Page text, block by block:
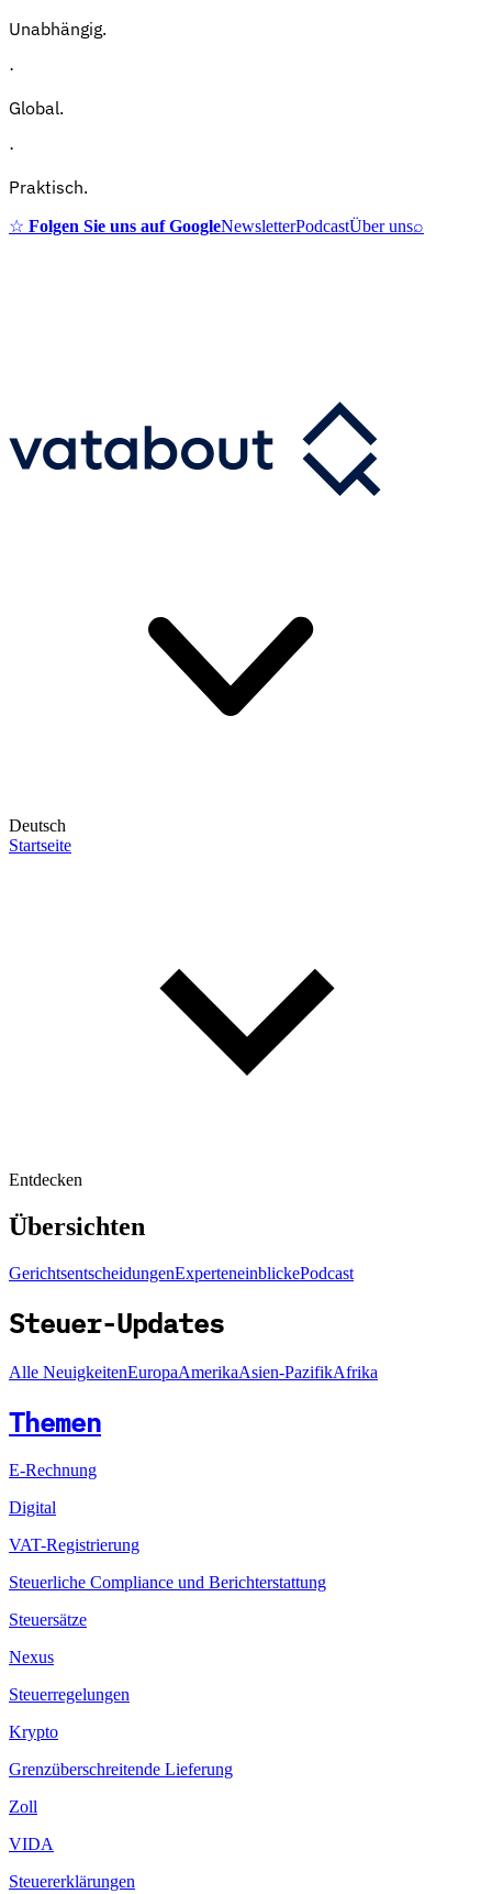
Unabhängig.
·
Global.
·
Praktisch.
☆ Folgen Sie uns auf GoogleNewsletterPodcastÜber uns⌕
Deutsch
Startseite
Entdecken
Übersichten
GerichtsentscheidungenExperteneinblickePodcast
Steuer-Updates
Alle NeuigkeitenEuropaAmerikaAsien-PazifikAfrika
Themen
E-Rechnung
Digital
VAT-Registrierung
Steuerliche Compliance und Berichterstattung
Steuersätze
Nexus
Steuerregelungen
Krypto
Grenzüberschreitende Lieferung
Zoll
VIDA
Steuererklärungen